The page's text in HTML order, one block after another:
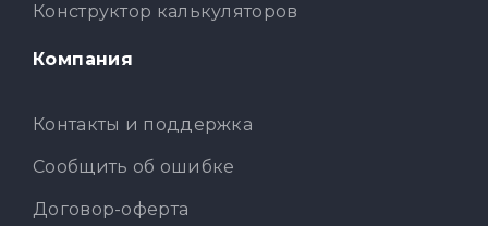
Конструктор калькуляторов
Компания
Контакты и поддержка
Сообщить об ошибке
Договор-оферта